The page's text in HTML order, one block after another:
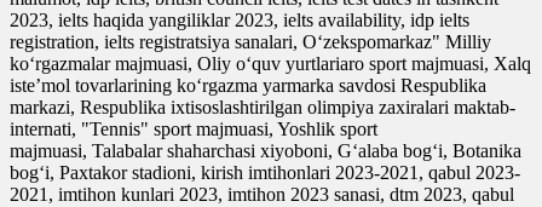
2023, ielts haqida yangiliklar 2023, ielts availability, idp ielts
registration, ielts registratsiya sanalari, O‘zekspomarkaz" Milliy
ko‘rgazmalar majmuasi, Oliy o‘quv yurtlariaro sport majmuasi, Xalq
iste’mol tovarlarining ko‘rgazma yarmarka savdosi Respublika
markazi, Respublika ixtisoslashtirilgan olimpiya zaxiralari maktab-
internati, "Tennis" sport majmuasi, Yoshlik sport
majmuasi, Talabalar shaharchasi xiyoboni, G‘alaba bog‘i, Botanika
bog‘i, Paxtakor stadioni, kirish imtihonlari 2023-2021, qabul 2023-
2021, imtihon kunlari 2023, imtihon 2023 sanasi, dtm 2023, qabul